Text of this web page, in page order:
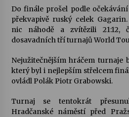
Do finále prošel podle
překvapivě ruský celek
nic náhodě a zvítězili
dosavadních tří turnajů World
Nejužitečnějším hráčem turnaje
který byl i nejlepším střelcem
ovládl Polák Piotr Grabowski.
Turnaj se tentokrát
Hradčanské náměstí před